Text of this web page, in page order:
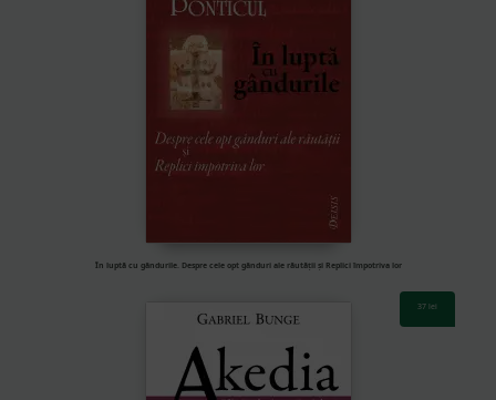
În luptă cu gândurile. Despre cele opt gânduri ale răutății și Replici împotriva lor
37lei